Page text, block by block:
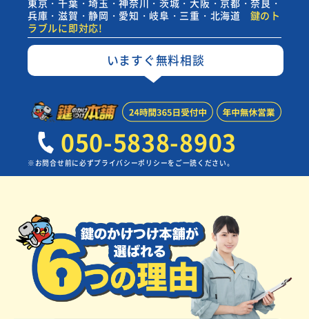
兵庫・滋賀・静岡・愛知・岐阜・三重・北海道
鍵のト
ラブルに即対応!
いますぐ無料相談
050-5838-8903
※お問合せ前に必ずプライバシーポリシーをご一読ください。